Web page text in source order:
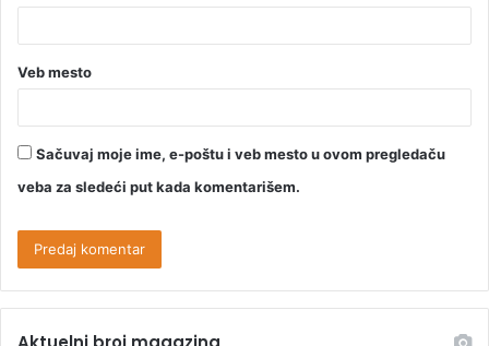
Veb mesto
Sačuvaj moje ime, e-poštu i veb mesto u ovom pregledaču
veba za sledeći put kada komentarišem.